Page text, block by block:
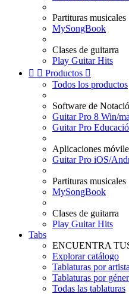
Partituras musicales
MySongBook
Clases de guitarra
Play Guitar Hits
  Productos 
Todos los productos
Software de
Guitar Pro 8 Win/
Guitar Pro
Aplicaciones
Guitar Pro iOS/
Partituras musicales
MySongBook
Clases de guitarra
Play Guitar Hits
Tabs
ENCUENTRA
Explorar catálogo
Tablaturas por artista
Tablaturas por
Todas las tablaturas